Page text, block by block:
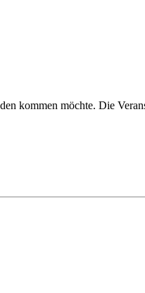
kommen möchte. Die